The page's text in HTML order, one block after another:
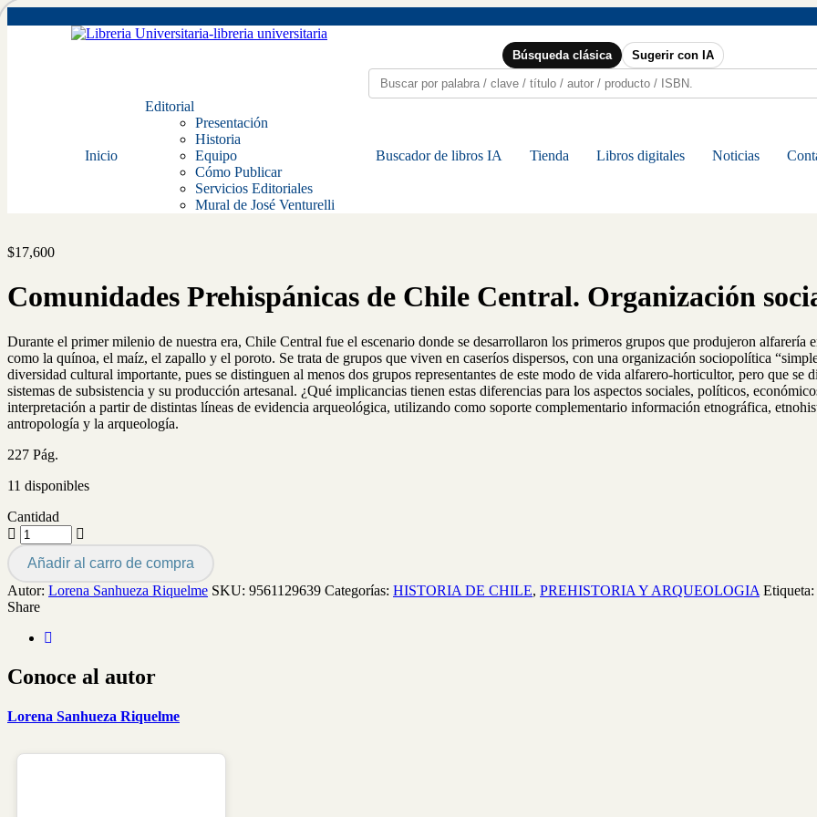
Búsqueda clásica Sugerir con IA
Inicio
Editorial
Presentación
Historia
Equipo
Cómo Publicar
Servicios Editoriales
Mural de José Venturelli
Buscador de libros IA Tienda Libros digitales Noticias
$17,600
Comunidades Prehispánicas de Chile Central. Organización
Durante el primer milenio de nuestra era, Chile Central fue el escenario donde se desarrollaron los primeros grupos que produjeron alfarería
como la quínoa, el maíz, el zapallo y el poroto. Se trata de grupos que viven en caseríos dispersos, con una organización sociopolítica
diversidad cultural importante, pues se distinguen al menos dos grupos representantes de este modo de vida alfarero-horticultor, pero que se
sistemas de subsistencia y su producción artesanal. ¿Qué implicancias tienen estas diferencias para los aspectos sociales, políticos,
interpretación a partir de distintas líneas de evidencia arqueológica, utilizando como soporte complementario información etnográfica,
antropología y la arqueología.
227 Pág.
11 disponibles
Cantidad
Añadir al carro de compra
Autor: Lorena Sanhueza Riquelme SKU: 9561129639 Categorías: HISTORIA DE CHILE, PREHISTORIA Y ARQUEOLOGIA Etiqueta:
Share
Conoce al autor
Lorena Sanhueza Riquelme